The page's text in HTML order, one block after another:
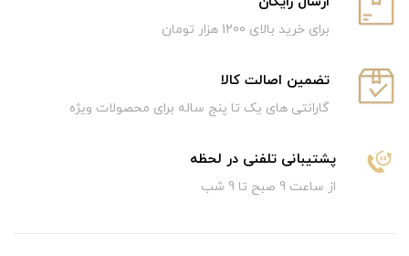
برای خرید بالای 1200 هزار تومان
تضمین اصالت کالا
گارانتی های یک تا پنج ساله برای محصولات ویژه
پشتیبانی تلفنی در لحظه
از ساعت 9 صبح تا 9 شب